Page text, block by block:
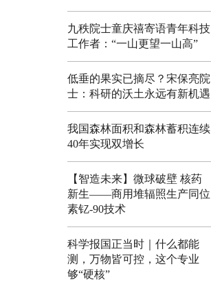
九秩院士童庆禧寄语青年科技
工作者：“一山更望一山高”
低垂的果实已摘尽？宋保亮院
士：科研的沃土永远有新机遇
我国森林面积和森林蓄积连续
40年实现双增长
【智造未来】微球破壁 核药
新生——商用堆辐照生产同位
素钇-90技术
科学报国正当时｜什么都能
测，万物皆可控，这个专业
够“硬核”